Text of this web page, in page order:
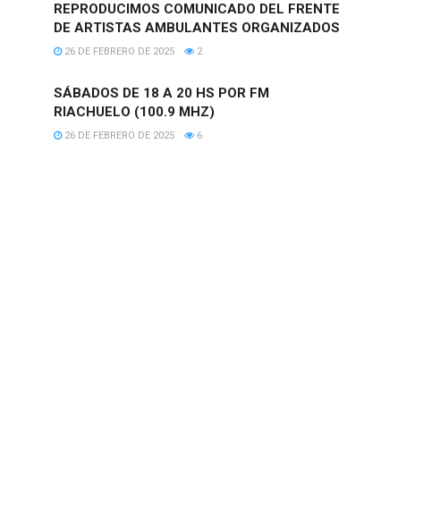
REPRODUCIMOS COMUNICADO DEL FRENTE
DE ARTISTAS AMBULANTES ORGANIZADOS
26 DE FEBRERO DE 2025 2
SÁBADOS DE 18 A 20 HS POR FM
RIACHUELO (100.9 MHZ)
26 DE FEBRERO DE 2025 6